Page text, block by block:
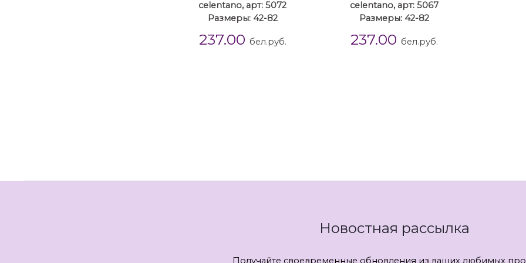
celentano, арт: 5072
Размеры: 42-82
237.00 бел.руб.
celentano, арт: 5067
Размеры: 42-82
237.00 бел.руб.
Новостная рассылка
Получайте своевременные обновления из ваших любимых